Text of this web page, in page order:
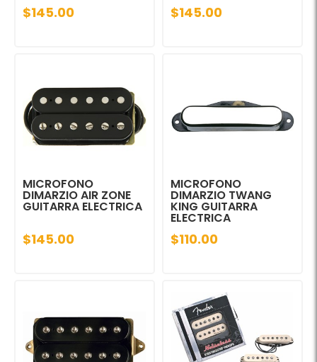
$145.00 $145.00
MICROFONO
DIMARZIO AIR ZONE
GUITARRA ELECTRICA
$145.00
MICROFONO
DIMARZIO TWANG
KING GUITARRA
ELECTRICA
$110.00